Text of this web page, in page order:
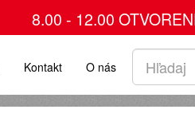
8.00 - 12.00
Kontakt O nás